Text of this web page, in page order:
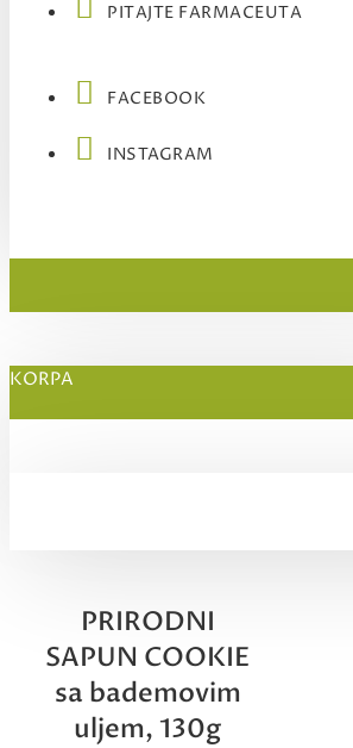
PITAJTE FARMACEUTA
FACEBOOK
INSTAGRAM
KORPA
PRIRODNI
SAPUN COOKIE
sa bademovim
uljem, 130g